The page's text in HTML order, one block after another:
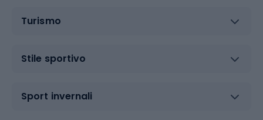
Turismo
Stile sportivo
Sport invernali